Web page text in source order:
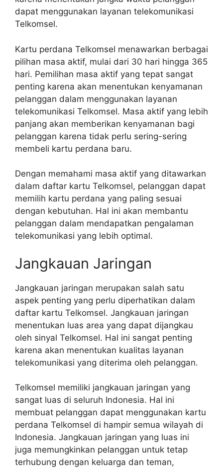
dapat menggunakan layanan telekomunikasi
Telkomsel.
Kartu perdana Telkomsel menawarkan berbagai
pilihan masa aktif, mulai dari 30 hari hingga 365
hari. Pemilihan masa aktif yang tepat sangat
penting karena akan menentukan kenyamanan
pelanggan dalam menggunakan layanan
telekomunikasi Telkomsel. Masa aktif yang lebih
panjang akan memberikan kenyamanan bagi
pelanggan karena tidak perlu sering-sering
membeli kartu perdana baru.
Dengan memahami masa aktif yang ditawarkan
dalam daftar kartu Telkomsel, pelanggan dapat
memilih kartu perdana yang paling sesuai
dengan kebutuhan. Hal ini akan membantu
pelanggan dalam mendapatkan pengalaman
telekomunikasi yang lebih optimal.
Jangkauan Jaringan
Jangkauan jaringan merupakan salah satu
aspek penting yang perlu diperhatikan dalam
daftar kartu Telkomsel. Jangkauan jaringan
menentukan luas area yang dapat dijangkau
oleh sinyal Telkomsel. Hal ini sangat penting
karena akan menentukan kualitas layanan
telekomunikasi yang diterima oleh pelanggan.
Telkomsel memiliki jangkauan jaringan yang
sangat luas di seluruh Indonesia. Hal ini
membuat pelanggan dapat menggunakan kartu
perdana Telkomsel di hampir semua wilayah di
Indonesia. Jangkauan jaringan yang luas ini
juga memungkinkan pelanggan untuk tetap
terhubung dengan keluarga dan teman,